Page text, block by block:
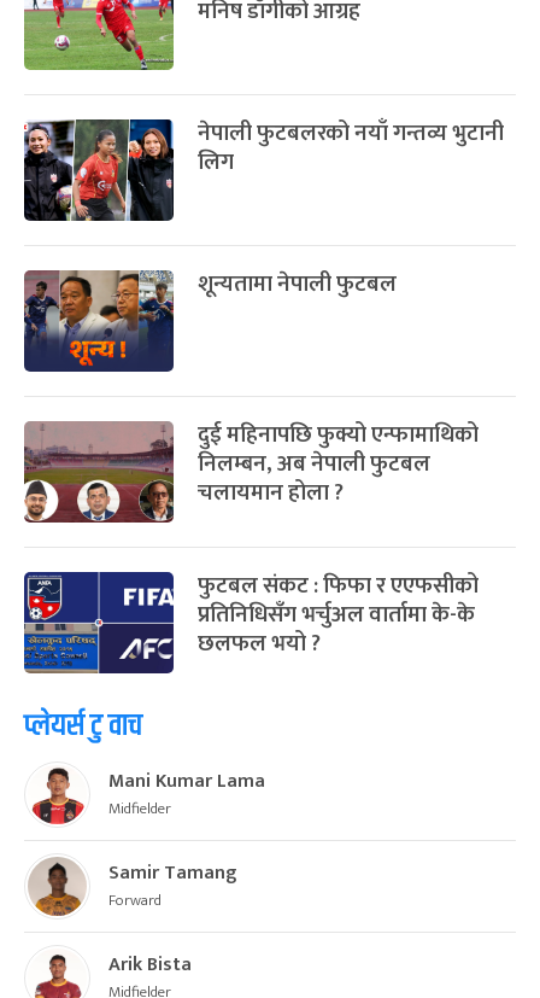
मनिष डाँगीको आग्रह
नेपाली फुटबलरको नयाँ गन्तव्य भुटानी
लिग
शून्यतामा नेपाली फुटबल
दुई महिनापछि फुक्यो एन्फामाथिको
निलम्बन, अब नेपाली फुटबल
चलायमान होला ?
फुटबल संकट : फिफा र एएफसीको
प्रतिनिधिसँग भर्चुअल वार्तामा के-के
छलफल भयो ?
प्लेयर्स टु वाच
Mani Kumar Lama
Midfielder
Samir Tamang
Forward
Arik Bista
Midfielder